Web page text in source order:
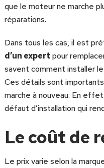
que le moteur ne marche
réparations.
Dans tous les cas, il est
d’un expert pour
savent comment installer
Ces détails sont
marche à nouveau. En
défaut d’installation qui
Le coût de
Le prix varie selon la